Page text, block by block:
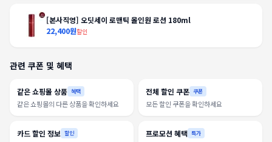
[본사직영] 오딧세이 로맨틱 올인원 로션 180ml
22,400원할인
관련 쿠폰 및 혜택
같은 쇼핑몰 상품 혜택
같은 쇼핑몰의 다른 상품을 확인하세요
전체 할인 쿠폰 쿠폰
모든 할인 쿠폰을 확인하세요
카드 할인 정보 할인 프로모션 혜택 특가